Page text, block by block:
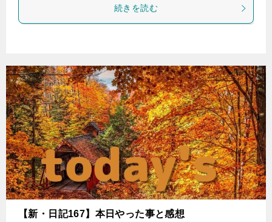
続きを読む
【新・日記167】本日やった事と感想